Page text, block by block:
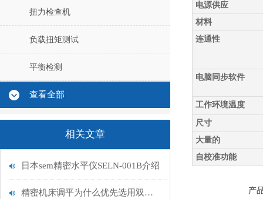
扭力检查机
负载扭矩测试
平衡检测
查看全部
相关文章
日本sem精密水平仪SELN-001B介绍
精密机床调平为什么优先选用双轴数显水平仪 ST2D-L1
电源供应
材料
连通性
电脑同步软件
工作环境温度
尺寸
大量的
自校准功能
产